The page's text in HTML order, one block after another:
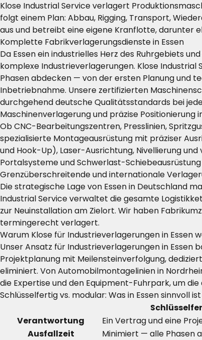
Klose Industrial Service verlagert
folgt einem Plan: Abbau, Rigging, Transport,
aus und betreibt eine eigene Kranflotte, darunter
Komplette Fabrikverlagerungsdienste in Essen
Da Essen ein industrielles Herz des Ruhrgebiets
komplexe Industrieverlagerungen. Klose
Phasen abdecken — von der ersten Planung und
Inbetriebnahme. Unsere zertifizierten
durchgehend deutsche Qualitätsstandards bei
Maschinenverlagerung und präzise Positionierung
Ob CNC-Bearbeitungszentren, Presslinien,
spezialisierte Montageausrüstung mit präziser
und Hook-Up), Laser-Ausrichtung, Nivellierung
Portalsysteme und Schwerlast-
Grenzüberschreitende und internationale
Die strategische Lage von Essen in Deutschland
Industrial Service verwaltet die gesamte
zur Neuinstallation am Zielort. Wir haben
termingerecht verlagert.
Warum Klose für Industrieverlagerungen in Essen
Unser Ansatz für Industrieverlagerungen in
Projektplanung mit Meilensteinverfolgung,
eliminiert. Von Automobilmontagelinien in
die Expertise und den Equipment-Fuhrpark, um
Schlüsselfertig vs. modular: Was in Essen sinnvoll ist
Verantwortung
Ein Vertrag und eine
Ausfallzeit
Minimiert — alle Phasen